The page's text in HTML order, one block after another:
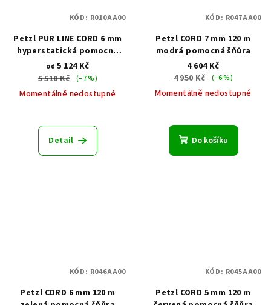
Petzl PUR LINE CORD 6 mm
hyperstatická pomocná
šňůra
od 5 124 Kč
5 510 Kč (–7 %)
Momentálně nedostupné
Detail
KÓD: R010AA00
Petzl CORD 7 mm 120 m
modrá pomocná šňůra
4 604 Kč
4 950 Kč (–6 %)
Momentálně nedostupné
Do košíku
KÓD: R047AA00
Petzl CORD 6 mm 120 m
KÓD: R046AA00
Petzl CORD 5 mm 120 m
KÓD: R045AA00